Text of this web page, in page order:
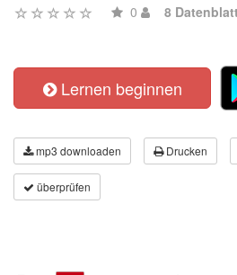
0 8 Datenblatt
Lernen beginnen
mp3 downloaden Drucken
überprüfen